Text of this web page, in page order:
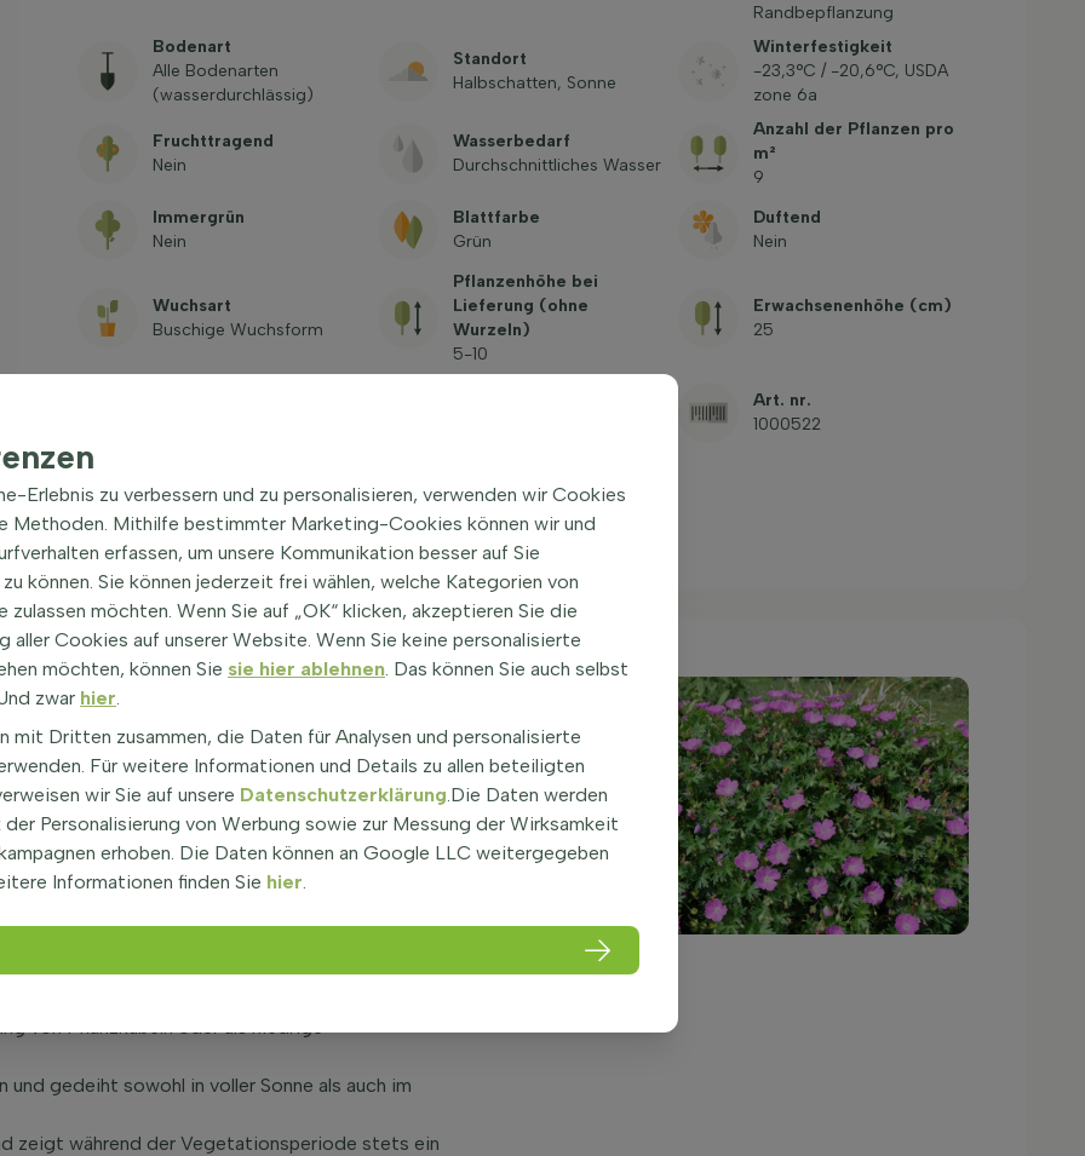
Randbepflanzung
Bodenart
Alle Bodenarten
(wasserdurchlässig)
Standort
Halbschatten, Sonne
Winterfestigkeit
-23,3°C / -20,6°C, USDA
zone 6a
Fruchttragend
Nein
Wasserbedarf
Durchschnittliches Wasser
Anzahl der Pflanzen pro
m²
9
Immergrün
Nein
Blattfarbe
Grün
Duftend
Nein
Wuchsart
Buschige Wuchsform
Pflanzenhöhe bei
Lieferung (ohne
Wurzeln)
5-10
Erwachsenenhöhe (cm)
25
Art. nr.
1000522
Siehe häufig gestellte
Fragen
Frei' Bodendecker|
als Blut-Storchschnabel, ist eine attraktive Staude,
und den leuchtenden lilafarbenen bis rosafarbenen
diese Sorte reich und verleiht Beeten,
Farbe.
sanguineum 'Max Frei'
von etwa 25 cm und überzeugt durch seine
von Pflanzkübeln oder als niedrige
gedeiht sowohl in voller Sonne als auch im
zeigt während der Vegetationsperiode stets ein
Erlebnis zu verbessern und zu personalisieren, verwenden wir Cookies
Methoden. Mithilfe bestimmter Marketing-Cookies können wir und
erfassen, um unsere Kommunikation besser auf Sie
können. Sie können jederzeit frei wählen, welche Kategorien von
zulassen möchten. Wenn Sie auf „OK“ klicken, akzeptieren Sie die
aller Cookies auf unserer Website. Wenn Sie keine personalisierte
möchten, können Sie sie hier ablehnen. Das können Sie auch selbst
zwar hier.
mit Dritten zusammen, die Daten für Analysen und personalisierte
Für weitere Informationen und Details zu allen beteiligten
wir Sie auf unsere Datenschutzerklärung.Die Daten werden
der Personalisierung von Werbung sowie zur Messung der Wirksamkeit
erhoben. Die Daten können an Google LLC weitergegeben
Informationen finden Sie hier.